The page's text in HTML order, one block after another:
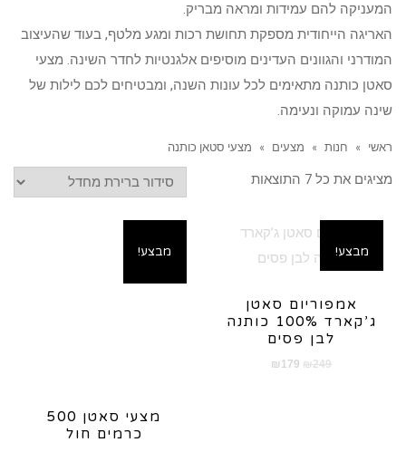
המעניקה להם עמידות ומראה מבריק.
האריגה הייחודית מספקת תחושת רכות ומגע מלטף, בעוד שהעיצוב
המודרני והגוונים העדינים מוסיפים אלגנטיות לחדר השינה. מצעי
סאטן כותנה מתאימים לכל עונות השנה, ומבטיחים לכם לילות של
שינה עמוקה ונעימה.
ראשי » חנות » מצעים » מצעי סטאן כותנה
מציגים את כל ⁦7⁩ התוצאות
מבצע!
אמפוריום סאטן
ג’קארד 100% כותנה
לבן פסים
₪249
המחיר
₪ 179
המחיר
מבצע!
מצעי סאטן 500
כרמים חול